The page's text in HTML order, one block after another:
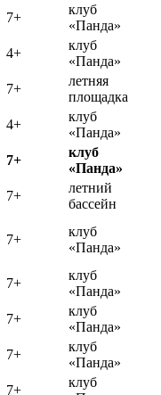
7+
клуб
«Панда»
4+
клуб
«Панда»
7+
летняя
площадка
4+
клуб
«Панда»
7+
клуб
«Панда»
7+
летний
бассейн
7+
клуб
«Панда»
7+
клуб
«Панда»
7+
клуб
«Панда»
7+
клуб
«Панда»
7+
клуб